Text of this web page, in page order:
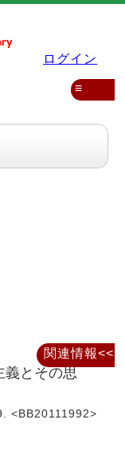
ログイン
≡
義とその思
<BB20111992>
関連情報<<